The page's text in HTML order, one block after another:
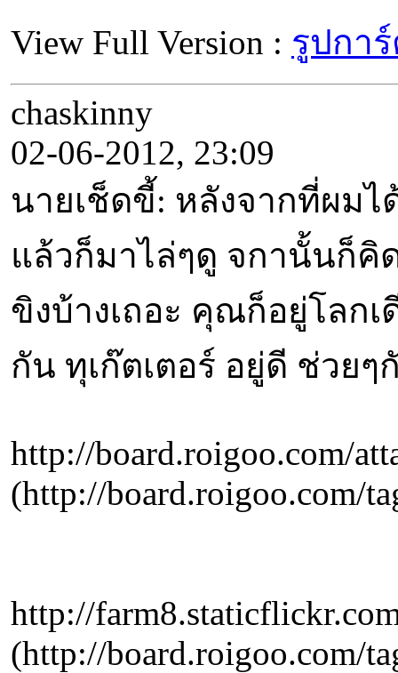
View Full Version : รูปกา
chaskinny
02-06-2012, 23:09
นายเช็ดขี้: หลังจากที่ผมไ
แล้วก็มาไล่ๆดู จกานั้นก็คิ
ขิงบ้างเถอะ คุณก็อยู่โลก
กัน ทุเก๊ตเตอร์ อยู่ดี ช่วย
http://board.roigoo.com/
(http://board.roigoo.com/
http://
(http://board.roigoo.com/